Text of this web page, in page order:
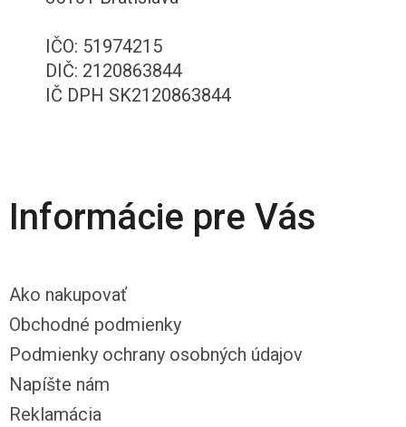
IČO: 51974215
DIČ: 2120863844
IČ DPH SK2120863844
Informácie pre Vás
Ako nakupovať
Obchodné podmienky
Podmienky ochrany osobných údajov
Napíšte nám
Reklamácia